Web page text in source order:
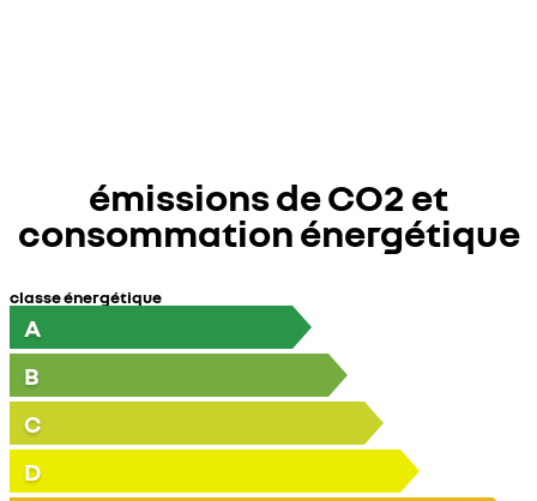
émissions de CO2 et
consommation énergétique
classe énergétique
A
B
C
D